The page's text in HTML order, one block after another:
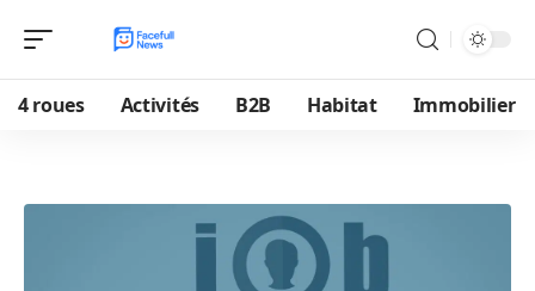
4 roues Activités B2B Habitat Immobilier